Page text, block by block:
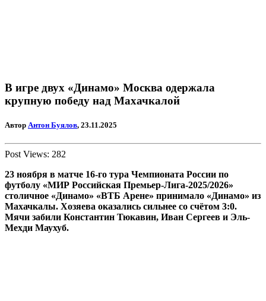
В игре двух «Динамо» Москва одержала
крупную победу над Махачкалой
Автор Антон Буялов, 23.11.2025
Post Views: 282
23 ноября в матче 16-го тура Чемпионата России по
футболу «МИР Российская Премьер-Лига-2025/2026»
столичное «Динамо» «ВТБ Арене» принимало «Динамо» из
Махачкалы. Хозяева оказались сильнее со счётом 3:0.
Мячи забили Константин Тюкавин, Иван Сергеев и Эль-
Мехди Маухуб.